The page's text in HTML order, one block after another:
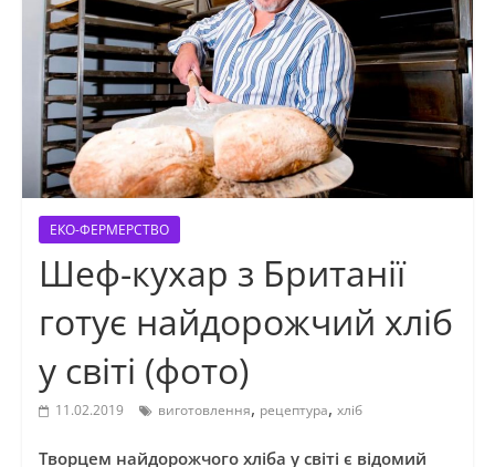
ЕКО-ФЕРМЕРСТВО
Шеф-кухар з Британії
готує найдорожчий хліб
у світі (фото)
11.02.2019 виготовлення, рецептура, хліб
Творцем найдорожчого хліба у світі є відомий